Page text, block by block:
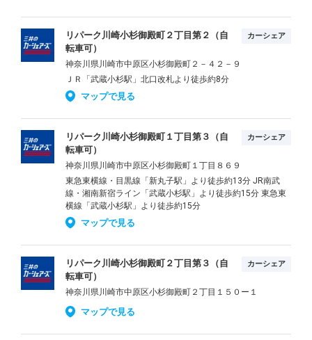
リパーク川崎小杉御殿町２丁目第２（自
転車可）
カーシェア
神奈川県川崎市中原区小杉御殿町２－４２－９
ＪＲ「武蔵小杉駅」北口改札より徒歩約8分
マップで見る
リパーク川崎小杉御殿町１丁目第３（自
転車可）
カーシェア
神奈川県川崎市中原区小杉御殿町１丁目８６９
東急東横線・目黒線「新丸子駅」より徒歩約13分 JR南武
線・湘南新宿ライン「武蔵小杉駅」より徒歩約15分 東急東
横線「武蔵小杉駅」より徒歩約15分
マップで見る
リパーク川崎小杉御殿町２丁目第３（自
転車可）
カーシェア
神奈川県川崎市中原区小杉御殿町２丁目１５０ー１
マップで見る